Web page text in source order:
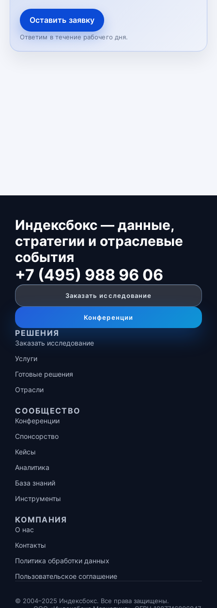
Оставить заявку
Ответим в течение рабочего дня.
Индексбокс — данные,
стратегии и отраслевые
события
+7 (495) 988 96 06
Заказать исследование
Конференции
РЕШЕНИЯ
Заказать исследование
Услуги
Готовые решения
Отрасли
СООБЩЕСТВО
Конференции
Спонсорство
Кейсы
Аналитика
База знаний
Инструменты
КОМПАНИЯ
О нас
Контакты
Политика обработки данных
Пользовательское соглашение
© 2004–2025 Индексбокс. Все права защищены.